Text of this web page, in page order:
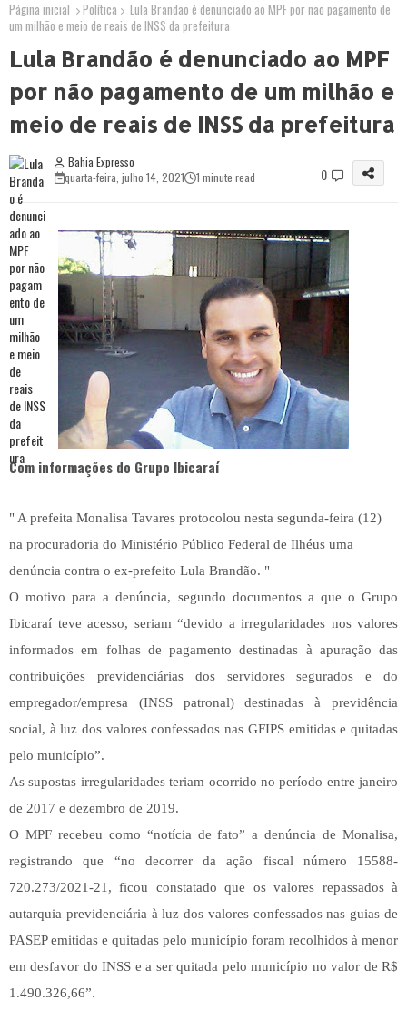
Página inicial Política
Lula Brandão é denunciado ao MPF por não pagamento de
um milhão e meio de reais de INSS da prefeitura
Lula Brandão é denunciado ao MPF
por não pagamento de um milhão e
meio de reais de INSS da prefeitura
Bahia Expresso
quarta-feira, julho 14, 2021
1 minute read 0
Com informações do Grupo Ibicaraí
" A prefeita Monalisa Tavares protocolou nesta segunda-feira (12)
na procuradoria do Ministério Público Federal de Ilhéus uma
denúncia contra o ex-prefeito Lula Brandão. "
O motivo para a denúncia, segundo documentos a que o Grupo
Ibicaraí teve acesso, seriam “devido a irregularidades nos valores
informados em folhas de pagamento destinadas à apuração das
contribuições previdenciárias dos servidores segurados e do
empregador/empresa (INSS patronal) destinadas à previdência
social, à luz dos valores confessados nas GFIPS emitidas e quitadas
pelo município”.
As supostas irregularidades teriam ocorrido no período entre janeiro
de 2017 e dezembro de 2019.
O MPF recebeu como “notícia de fato” a denúncia de Monalisa,
registrando que “no decorrer da ação fiscal número 15588-
720.273/2021-21, ficou constatado que os valores repassados à
autarquia previdenciária à luz dos valores confessados nas guias de
PASEP emitidas e quitadas pelo município foram recolhidos à menor
em desfavor do INSS e a ser quitada pelo município no valor de R$
1.490.326,66”.